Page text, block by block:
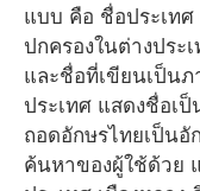
แบบ คือ ชื่อประเทศ
ปกครองในต่างประ
และชื่อที่เขียนเป็น
ประเทศ แสดงชื่อเ
ถอดอักษรไทยเป็น
ค้นหาของผู้ใช้ด้วย